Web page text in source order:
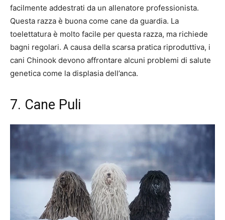
facilmente addestrati da un allenatore professionista.
Questa razza è buona come cane da guardia. La
toelettatura è molto facile per questa razza, ma richiede
bagni regolari. A causa della scarsa pratica riproduttiva, i
cani Chinook devono affrontare alcuni problemi di salute
genetica come la displasia dell’anca.
7. Cane Puli